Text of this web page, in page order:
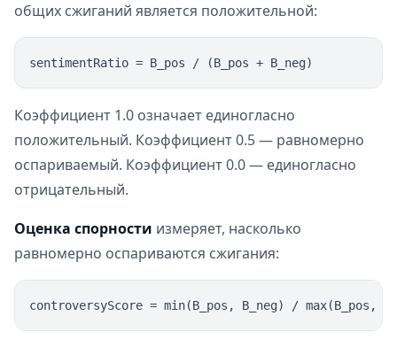
общих сжиганий является положительной:
Коэффициент 1.0 означает единогласно
положительный. Коэффициент 0.5 — равномерно
оспариваемый. Коэффициент 0.0 — единогласно
отрицательный.
Оценка спорности измеряет, насколько
равномерно оспариваются сжигания: